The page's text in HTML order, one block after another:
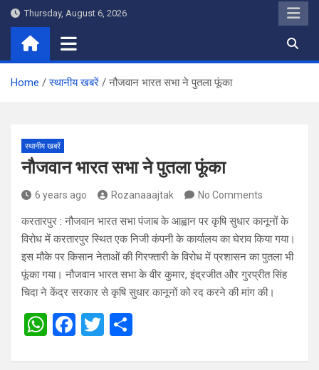
Skip
content
Thursday, August 6, 2026
Home स्थानीय खबरें नौजवान भारत सभा ने पुतला फूंका
स्थानीय खबरें
नौजवान भारत सभा ने पुतला फूंका
6 years ago Rozanaaajtak No Comments
करतारपुर : नौजवान भारत सभा पंजाब के आह्वान पर कृषि सुधार कानूनों के
विरोध में करतारपुर स्थित एक निजी कंपनी के कार्यालय का घेराव किया गया।
इस मौके पर किसान नेताओं की गिरफ्तारी के विरोध में प्रशासन का पुतला भी
फूंका गया। नौजवान भारत सभा के वीर कुमार, इंद्रजीत और गुरप्रीत सिंह
चिदा ने केंद्र सरकार से कृषि सुधार कानूनों को रद करने की मांग की।
W F
T